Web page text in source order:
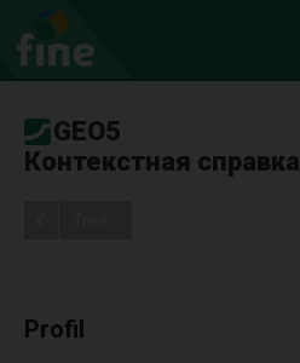
GEO5
Контекстная справка
Profil